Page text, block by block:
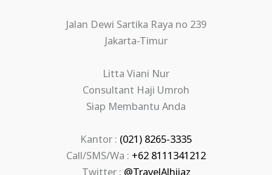
Jalan Dewi Sartika Raya no 239
Jakarta-Timur
Litta Viani Nur
Consultant Haji Umroh
Siap Membantu Anda
Kantor : (021) 8265-3335
Call/SMS/Wa : +62 8111341212